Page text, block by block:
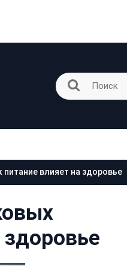
влияет на здоровье
здоровье